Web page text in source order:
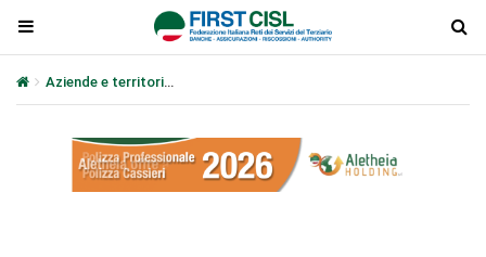
Aziende e territori